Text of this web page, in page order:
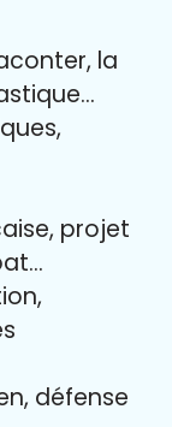
la
projet
défense